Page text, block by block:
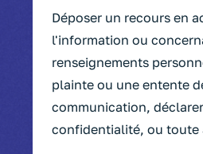
Déposer un recours en
l'information ou
renseignements
plainte ou une entente
communication,
confidentialité, ou toute